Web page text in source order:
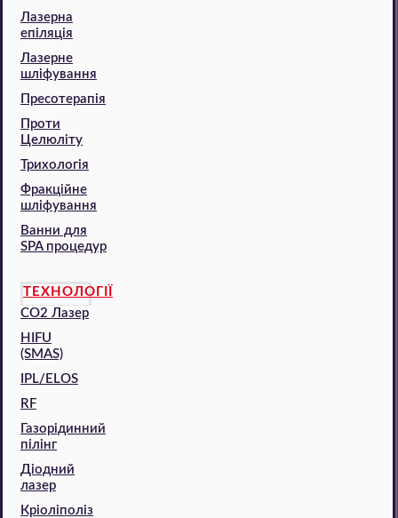
Лазерна
епіляція
Лазерне
шліфування
Пресотерапія
Проти
Целюліту
Трихологія
Фракційне
шліфування
Ванни для
SPA процедур
ТЕХНОЛОГІЇ
CO2 Лазер
HIFU
(SMAS)
IPL/ELOS
RF
Газорідинний
пілінг
Діодний
лазер
Кріоліполіз